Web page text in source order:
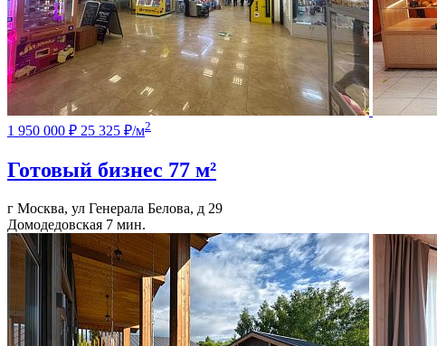
1 950 000 ₽ 25 325 ₽/м2
Готовый бизнес 77 м²
г Москва, ул Генерала Белова, д 29
Домодедовская 7 мин.